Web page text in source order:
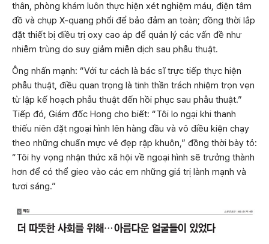
thân, phòng khám luôn thực hiện xét nghiệm máu, điện tâm
đồ và chụp X-quang phổi để bảo đảm an toàn; đồng thời lắp
đặt thiết bị điều trị oxy cao áp để quản lý các vấn đề như
nhiễm trùng do suy giảm miễn dịch sau phẫu thuật.
Ông nhấn mạnh: “Với tư cách là bác sĩ trực tiếp thực hiện
phẫu thuật, điều quan trọng là tinh thần trách nhiệm trọn vẹn
từ lập kế hoạch phẫu thuật đến hồi phục sau phẫu thuật.”
Tiếp đó, Giám đốc Hong cho biết: “Tôi lo ngại khi thanh
thiếu niên đặt ngoại hình lên hàng đầu và vô điều kiện chạy
theo những chuẩn mực vẻ đẹp rập khuôn,” đồng thời bày tỏ:
“Tôi hy vọng nhận thức xã hội về ngoại hình sẽ trưởng thành
hơn để có thể gieo vào các em những giá trị lành mạnh và
tươi sáng.”